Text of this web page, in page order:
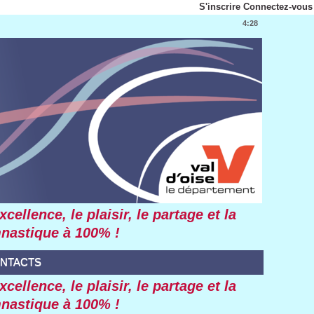
Connectez-vous
S'inscrire
4:28
le plaisir, le partage et la
à 100% !
le plaisir, le partage et la
à 100% !